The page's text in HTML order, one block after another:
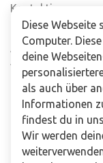
Kontaktiere uns
Häufig gestellte
Abonniere
Verkaufsstellen
Für Unternehmen
Downloads
Impressum
Diese Webseite
Computer.
deine
als auch über
Informationen
findest du in
Wir werden